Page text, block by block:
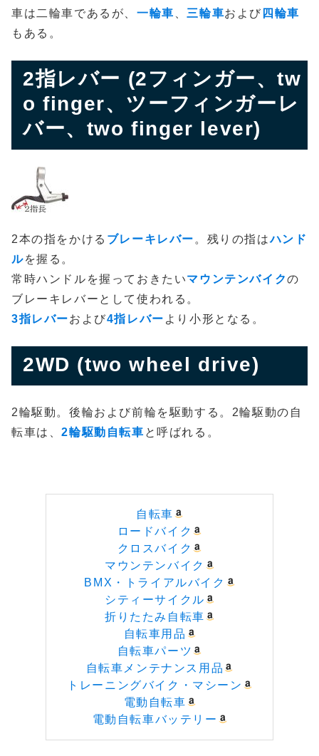
車は二輪車であるが、 一輪車 三輪車および 四輪車
もある。
2指レバー (2フィンガー、tw
o finger、ツーフィンガーレ
バー、two finger lever)
2本の指をかける ブレーキレバー 。残りの指はハンド
ルを握る。
常時ハンドルを握っておきたいマウンテンバイクの
ブレーキレバーとして使われる。
3指レバーおよび4指レバー より小形となる。
2WD (two wheel drive)
2輪駆動。後輪および前輪を駆動する。2輪駆動の自
転車は、2輪駆動自転車 と呼ばれる。
自転車
ロードバイク
クロスバイク
マウンテンバイク
BMX・トライアルバイク
シティーサイクル
折りたたみ自転車
自転車用品
自転車パーツ
自転車メンテナンス用品
トレーニングバイク・マシーン
電動自転車
電動自転車バッテリー